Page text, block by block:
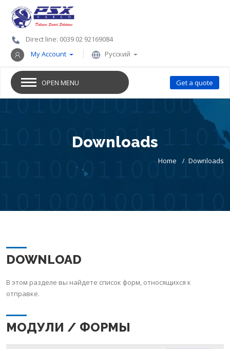
Direct line: 0039 02 92169084
My Account
Русский
OPEN MENU Get a quote
Downloads
Home Downloads
DOWNLOAD
В этом разделе вы найдете список форм, относящихся к
отправке.
МОДУЛИ / ФОРМЫ